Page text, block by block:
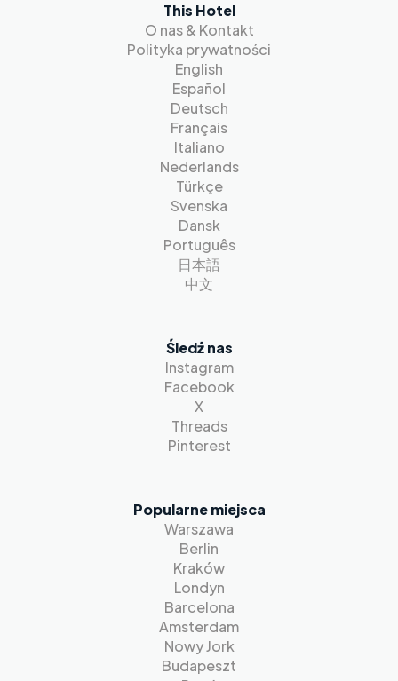
This Hotel
O nas & Kontakt
Polityka prywatności
English
Español
Deutsch
Français
Italiano
Nederlands
Türkçe
Svenska
Dansk
Português
日本語
中文
Śledź nas
Instagram
Facebook
X
Threads
Pinterest
Popularne miejsca
Warszawa
Berlin
Kraków
Londyn
Barcelona
Amsterdam
Nowy Jork
Budapeszt